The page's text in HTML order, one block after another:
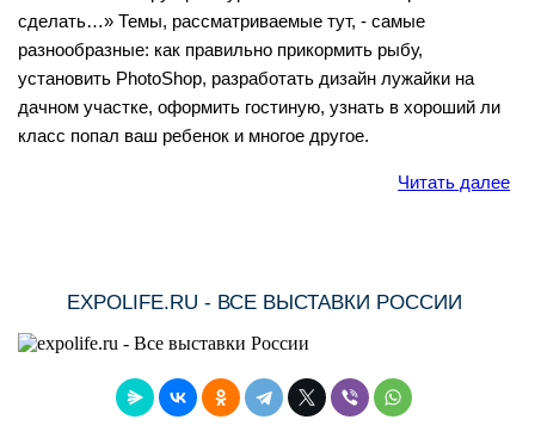
сделать…» Темы, рассматриваемые тут, - самые
разнообразные: как правильно прикормить рыбу,
установить PhotoShop, разработать дизайн лужайки на
дачном участке, оформить гостиную, узнать в хороший ли
класс попал ваш ребенок и многое другое.
Читать далее
EXPOLIFE.RU - ВСЕ ВЫСТАВКИ РОССИИ